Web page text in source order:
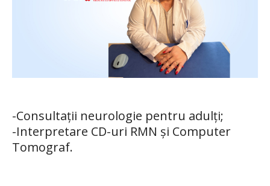
-Consultații neurologie pentru adulți;
-Interpretare CD-uri RMN și Computer
Tomograf.